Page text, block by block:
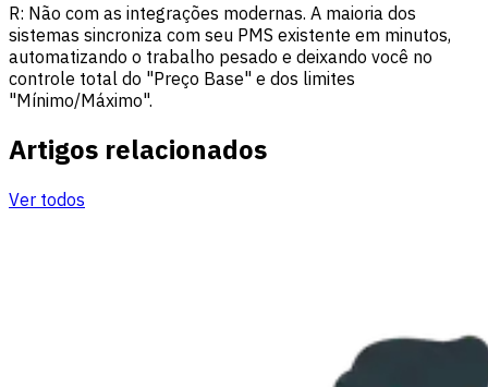
R: Não com as integrações modernas. A maioria dos
sistemas sincroniza com seu PMS existente em minutos,
automatizando o trabalho pesado e deixando você no
controle total do "Preço Base" e dos limites
"Mínimo/Máximo".
Artigos relacionados
Ver todos